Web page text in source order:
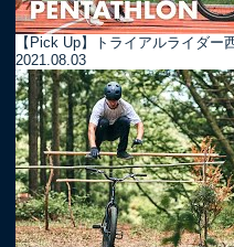
【Pick Up】トライアルライダ
2021.08.03